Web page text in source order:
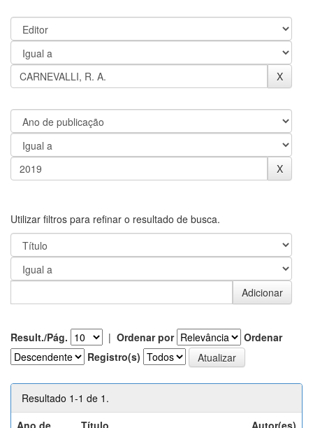
Utilizar filtros para refinar o resultado de busca.
Result./Pág. | Ordenar por
Ordenar
Registro(s)
Resultado 1-1 de 1.
Ano de
Título Autor(es)